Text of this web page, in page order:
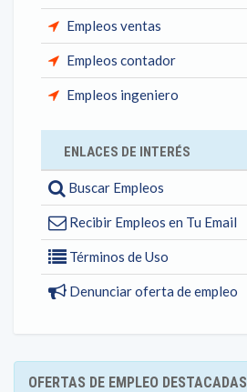
Empleos ventas
Empleos contador
Empleos ingeniero
ENLACES DE INTERÉS
Buscar Empleos
Recibir Empleos en Tu Email
Términos de Uso
Denunciar oferta de empleo
OFERTAS DE EMPLEO DESTACADAS